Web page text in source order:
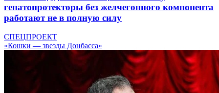
гепатопротекторы без желчегонного компонента
работают не в полную силу
СПЕЦПРОЕКТ
«Кошки — звезды Донбасса»